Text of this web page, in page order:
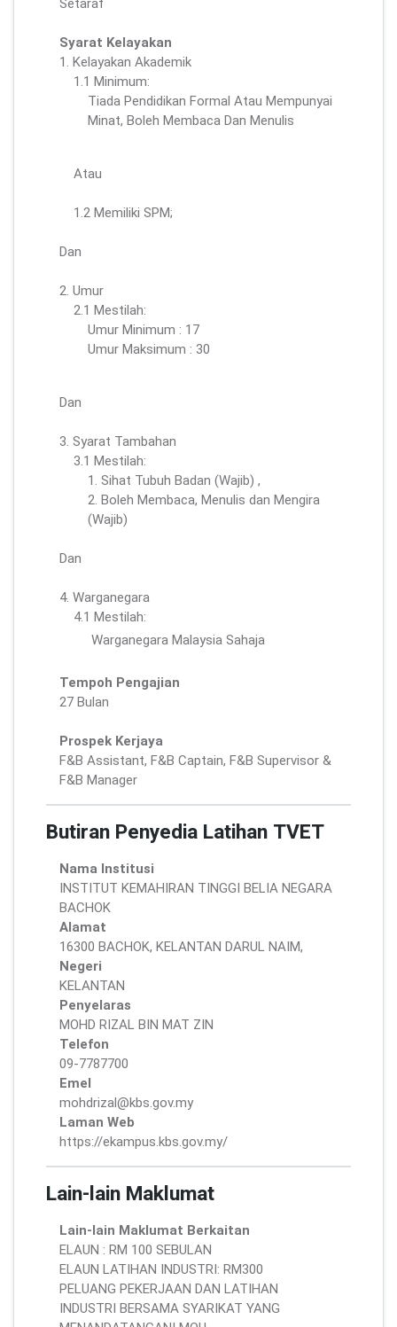
Setaraf
Syarat Kelayakan
1. Kelayakan Akademik
1.1 Minimum:
Tiada Pendidikan Formal Atau Mempunyai
Minat, Boleh Membaca Dan Menulis
Atau
1.2 Memiliki SPM;
Dan
2. Umur
2.1 Mestilah:
Umur Minimum : 17
Umur Maksimum : 30
Dan
3. Syarat Tambahan
3.1 Mestilah:
1. Sihat Tubuh Badan (Wajib) ,
2. Boleh Membaca, Menulis dan Mengira
(Wajib)
Dan
4. Warganegara
4.1 Mestilah:
Warganegara Malaysia Sahaja
Tempoh Pengajian
27 Bulan
Prospek Kerjaya
F&B Assistant, F&B Captain, F&B Supervisor &
F&B Manager
Butiran Penyedia Latihan TVET
Nama Institusi
INSTITUT KEMAHIRAN TINGGI BELIA NEGARA
BACHOK
Alamat
16300 BACHOK, KELANTAN DARUL NAIM,
Negeri
KELANTAN
Penyelaras
MOHD RIZAL BIN MAT ZIN
Telefon
09-7787700
Emel
mohdrizal@kbs.gov.my
Laman Web
https://ekampus.kbs.gov.my/
Lain-lain Maklumat
Lain-lain Maklumat Berkaitan
ELAUN : RM 100 SEBULAN
ELAUN LATIHAN INDUSTRI: RM300
PELUANG PEKERJAAN DAN LATIHAN
INDUSTRI BERSAMA SYARIKAT YANG